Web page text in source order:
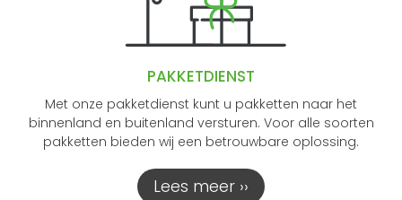
PAKKETDIENST
Met onze pakketdienst kunt u pakketten naar het
binnenland en buitenland versturen. Voor alle soorten
pakketten bieden wij een betrouwbare oplossing.
Lees meer ››